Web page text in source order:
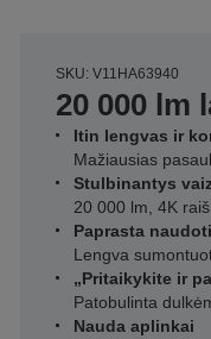
SKU: V11HA63940
20 000 lm
Itin lengvas ir
Mažiausias
Stulbinantys
20 000 lm, 4K
Paprasta naudoti
Lengva
„Pritaikykite ir
Patobulinta
Nauda aplinkai